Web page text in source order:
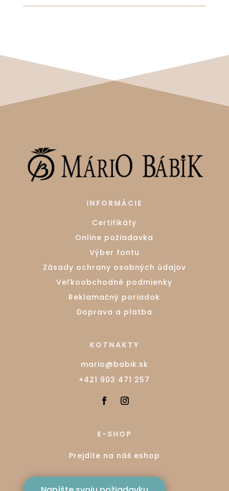
INFORMÁCIE
Certifikáty
Online požiadavka
Výber fontu
Zásady ochrany osobných údajov
Veľkoobchodné podmienky
Reklamačný poriadok
Doprava a platba
KOTNAKTY
mario@babik.sk
+421 903 471 257
E-SHOP
Prejdite na náš eshop